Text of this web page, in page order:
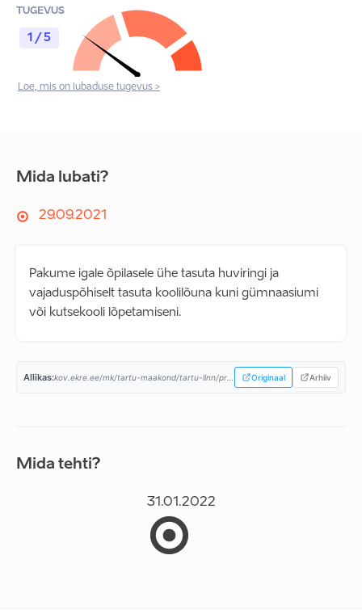
TUGEVUS
1 / 5
Loe, mis on lubaduse tugevus >
Mida lubati?
29.09.2021
Pakume igale õpilasele ühe tasuta huviringi ja
vajaduspõhiselt tasuta koolilõuna kuni gümnaasiumi
või kutsekooli lõpetamiseni.
Allikas: Originaal Arhiiv
Mida tehti?
31.01.2022